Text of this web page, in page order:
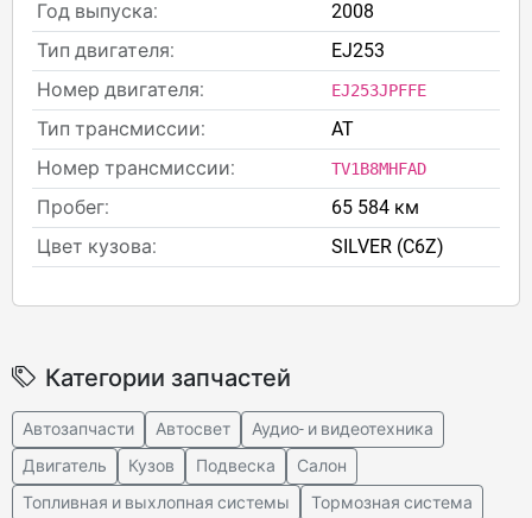
Год выпуска:
2008
Тип двигателя:
EJ253
Номер двигателя:
EJ253JPFFE
Тип трансмиссии:
AT
Номер трансмиссии:
TV1B8MHFAD
Пробег:
65 584 км
Цвет кузова:
SILVER (C6Z)
Категории запчастей
Автозапчасти Автосвет
Аудио- и видеотехника
Двигатель
Кузов Подвеска
Салон
Топливная и выхлопная системы
Тормозная система